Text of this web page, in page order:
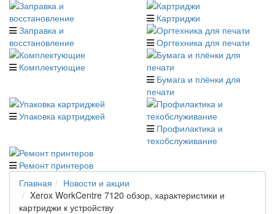
Заправка и
восстановление
Картриджи
Оргтехника для печати
Комплектующие
Бумага и плёнки для
печати
Упаковка картриджей
Профилактика и
техобслуживание
Ремонт принтеров
Главная
Новости и акции
Xerox WorkCentre 7120 обзор, характеристики и
картриджи к устройству